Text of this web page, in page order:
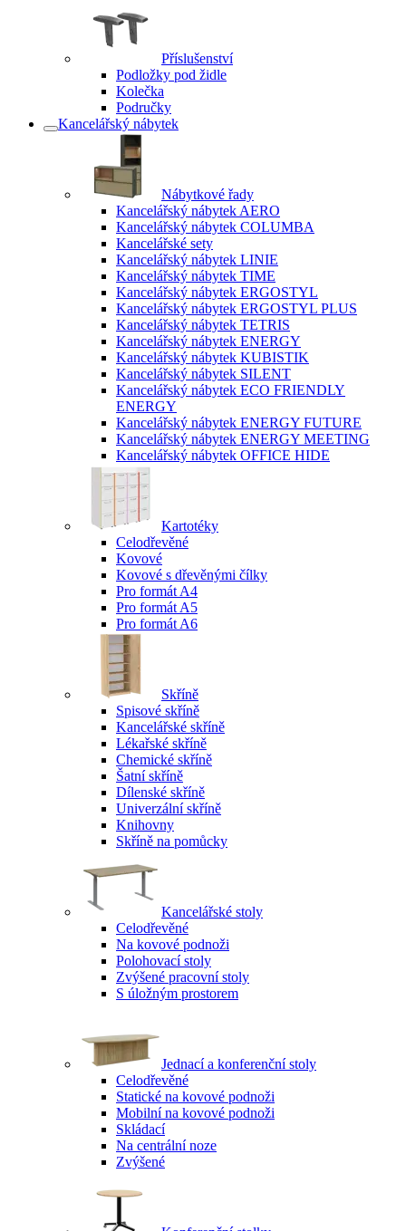
Příslušenství
Podložky pod židle
Kolečka
Područky
Kancelářský nábytek
Nábytkové řady
Kancelářský nábytek AERO
Kancelářský nábytek COLUMBA
Kancelářské sety
Kancelářský nábytek LINIE
Kancelářský nábytek TIME
Kancelářský nábytek ERGOSTYL
Kancelářský nábytek ERGOSTYL PLUS
Kancelářský nábytek TETRIS
Kancelářský nábytek ENERGY
Kancelářský nábytek KUBISTIK
Kancelářský nábytek SILENT
Kancelářský nábytek ECO FRIENDLY
ENERGY
Kancelářský nábytek ENERGY FUTURE
Kancelářský nábytek ENERGY MEETING
Kancelářský nábytek OFFICE HIDE
Kartotéky
Celodřevěné
Kovové
Kovové s dřevěnými čílky
Pro formát A4
Pro formát A5
Pro formát A6
Skříně
Spisové skříně
Kancelářské skříně
Lékařské skříně
Chemické skříně
Šatní skříně
Dílenské skříně
Univerzální skříně
Knihovny
Skříně na pomůcky
Kancelářské stoly
Celodřevěné
Na kovové podnoži
Polohovací stoly
Zvýšené pracovní stoly
S úložným prostorem
Jednací a konferenční stoly
Celodřevěné
Statické na kovové podnoži
Mobilní na kovové podnoži
Skládací
Na centrální noze
Zvýšené